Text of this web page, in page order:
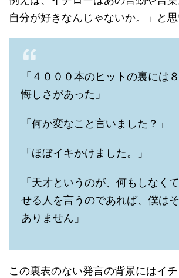
自分が好きなんじゃないか。」と思
「４０００本のヒットの裏には
悔しさがあった」
「何か変なこと言いました？」
「ほぼイキかけました。」
「天才というのが、何もしなく
せる人を言うのであれば、僕は
ありません」
この裏表のない発言の背景にはイ